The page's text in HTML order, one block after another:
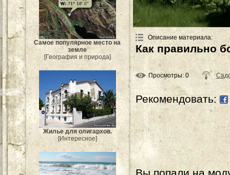
Самое популярное место на
земле
[География и природа]
Жилье для олигархов.
[Интересное]
Описание материала:
Как правильно
Просмотры: 0
Рекомендовать: